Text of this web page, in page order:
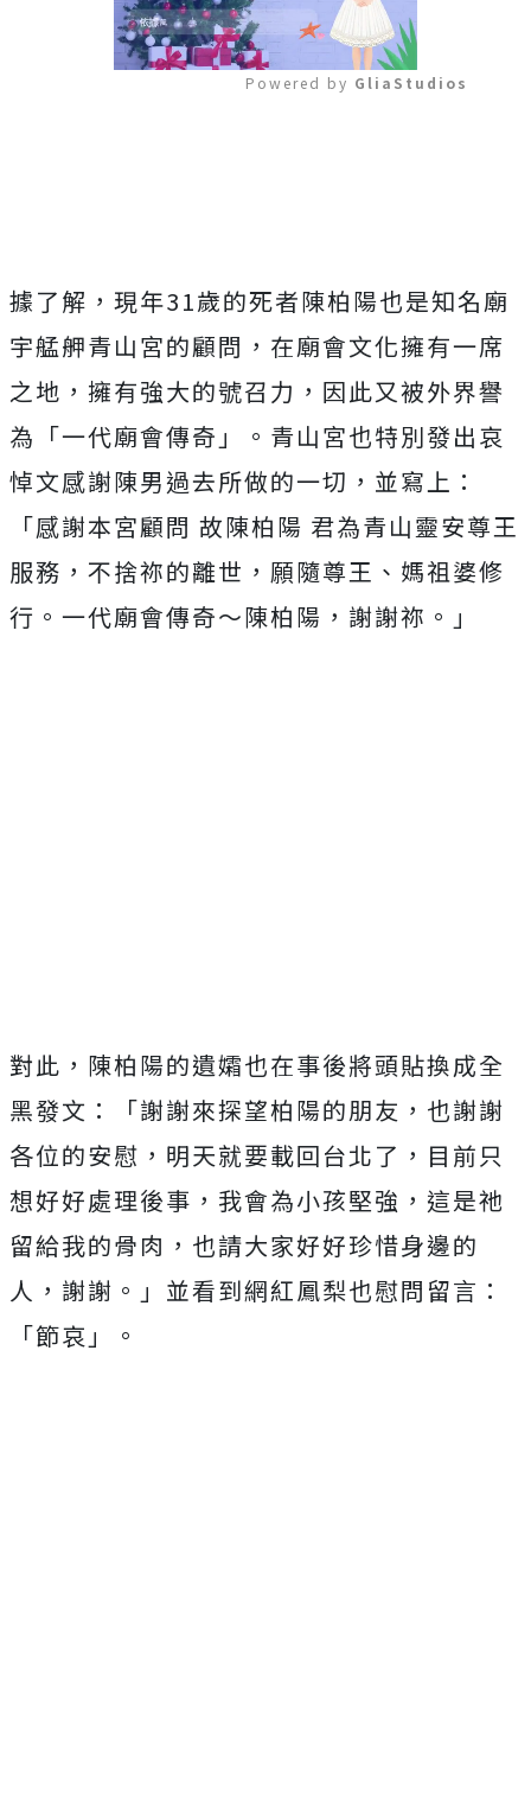
Powered by GliaStudios
據了解，現年31歲的死者陳柏陽也是知名廟
宇艋舺青山宮的顧問，在廟會文化擁有一席
之地，擁有強大的號召力，因此又被外界譽
為「一代廟會傳奇」。青山宮也特別發出哀
悼文感謝陳男過去所做的一切，並寫上：
「感謝本宮顧問 故陳柏陽 君為青山靈安尊王
服務，不捨祢的離世，願隨尊王、媽祖婆修
行。一代廟會傳奇～陳柏陽，謝謝祢。」
對此，陳柏陽的遺孀也在事後將頭貼換成全
黑發文：「謝謝來探望柏陽的朋友，也謝謝
各位的安慰，明天就要載回台北了，目前只
想好好處理後事，我會為小孩堅強，這是祂
留給我的骨肉，也請大家好好珍惜身邊的
人，謝謝。」並看到網紅鳳梨也慰問留言：
「節哀」。